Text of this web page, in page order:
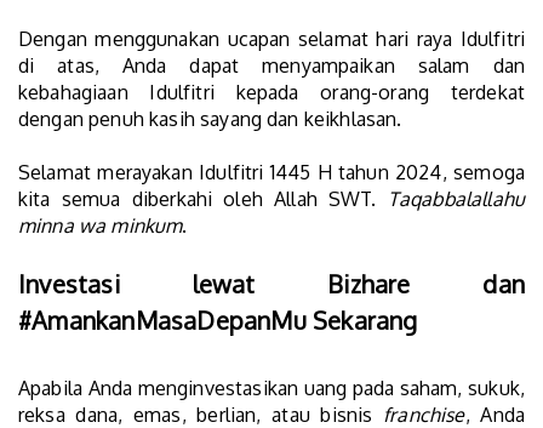
Dengan menggunakan ucapan selamat hari raya Idulfitri
di atas, Anda dapat menyampaikan salam dan
kebahagiaan Idulfitri kepada orang-orang terdekat
dengan penuh kasih sayang dan keikhlasan.
Selamat merayakan Idulfitri 1445 H tahun 2024, semoga
kita semua diberkahi oleh Allah SWT.
Taqabbalallahu
minna wa minkum.
Investasi lewat Bizhare dan
#AmankanMasaDepanMu Sekarang
Apabila Anda menginvestasikan uang pada saham, sukuk,
reksa dana, emas, berlian, atau bisnis franchise, Anda